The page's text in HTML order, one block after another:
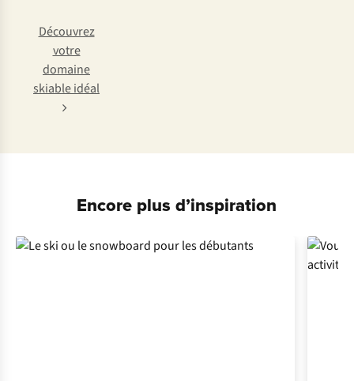
Découvrez
votre
domaine
skiable idéal
Encore plus d’inspiration